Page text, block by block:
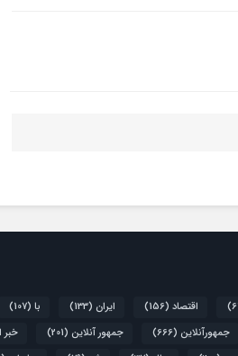
اقتصاد (156) ایران (133) با (107)
جمهورآنلاین (666) جمهور آنلاین (201) خبر